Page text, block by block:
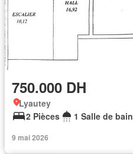
750.000 DH
Lyautey
2 Pièces
1 Salle de bain
9 mai 2026